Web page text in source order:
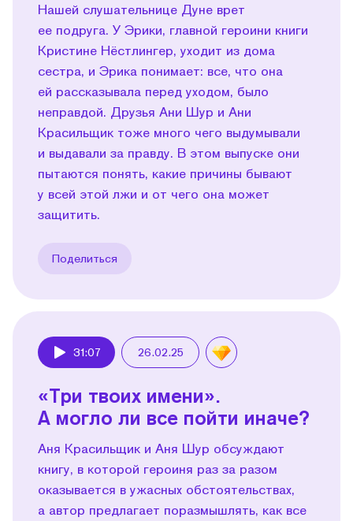
Нашей слушательнице Дуне врет
ее подруга. У Эрики, главной героини книги
Кристине Нёстлингер, уходит из дома
сестра, и Эрика понимает: все, что она
ей рассказывала перед уходом, было
неправдой. Друзья Ани Шур и Ани
Красильщик тоже много чего выдумывали
и выдавали за правду. В этом выпуске они
пытаются понять, какие причины бывают
у всей этой лжи и от чего она может
защитить.
Поделиться
31:07 26.02.25
«Три твоих имени».
А могло ли все пойти иначе?
Аня Красильщик и Аня Шур обсуждают
книгу, в которой героиня раз за разом
оказывается в ужасных обстоятельствах,
а автор предлагает поразмышлять, как все